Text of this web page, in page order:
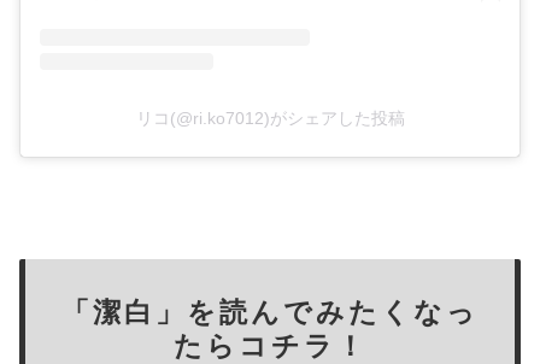
リコ(@ri.ko7012)がシェアした投稿
「潔白」を読んでみたくなっ
たらコチラ！